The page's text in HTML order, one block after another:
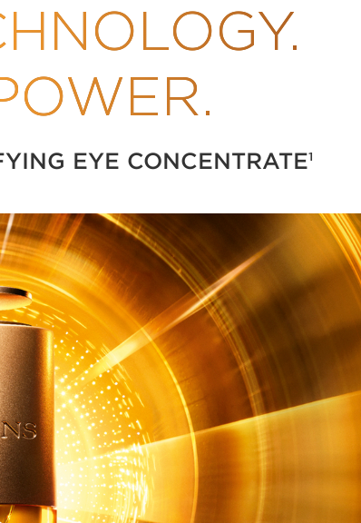
เป็นครั้งแรก* ที่ Double Serum Eye มอบการต่อต้านริ้วรอยแบบส
การผสมผสานสารสกัดจากมาจอแรมและขมิ้นชันที่เป็นเอกลักษณ์ ช่ว
Clarins Plus
สูตรคู่ขั้นสูงนี้ผสานสิ่งที่เข้ากันไม่ได้อย่างลงตัว: การรวมส่วนผสมทรง
กับเซรั่มบำรุงรอบดวงตาไนอะซินาไมด์ประสิทธิภาพสูง ซึ่งส่งมอบสา
EYE CONCENTRATE1